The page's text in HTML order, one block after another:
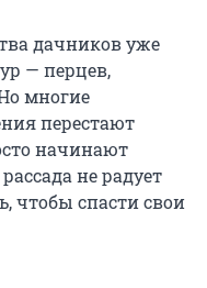
дачников уже
— перцев,
многие
перестают
начинают
не радует
чтобы спасти свои